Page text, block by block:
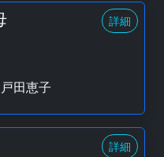
詳細
戸田恵子
詳細